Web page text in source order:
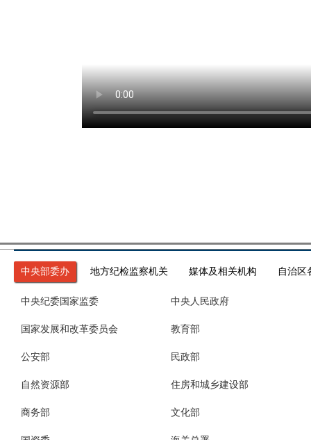
中央部委办 地方纪检监察机关 媒体及相关机构 自治区
中央纪委国家监委 中央人民政府
国家发展和改革委员会 教育部
公安部 民政部
自然资源部 住房和城乡建设部
商务部 文化部